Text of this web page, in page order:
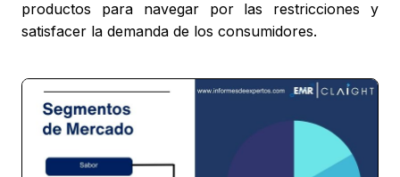
productos para navegar por las restricciones y
satisfacer la demanda de los consumidores.